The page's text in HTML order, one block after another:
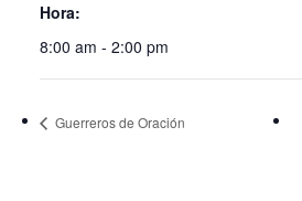
Hora:
8:00 am - 2:00 pm
Guerreros de Oración